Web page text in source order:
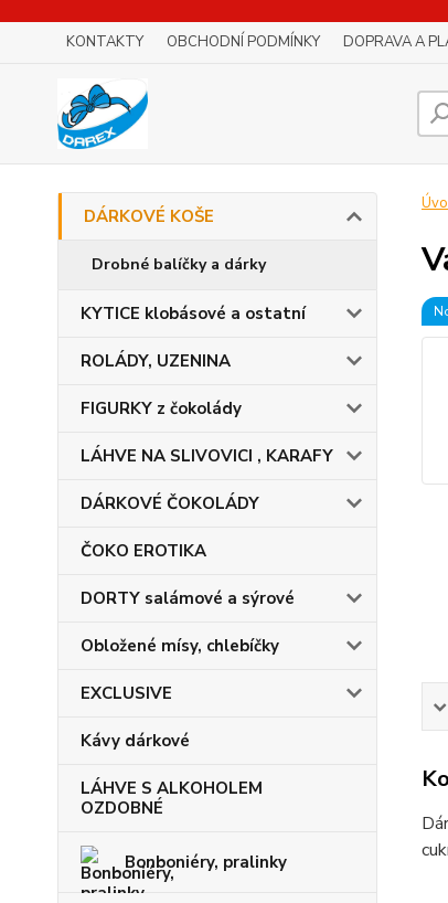
KONTAKTY OBCHODNÍ PODMÍNKY DOPRAVA A
DÁRKOVÉ KOŠE
Drobné balíčky a dárky
KYTICE klobásové a ostatní
ROLÁDY, UZENINA
FIGURKY z čokolády
LÁHVE NA SLIVOVICI , KARAFY
DÁRKOVÉ ČOKOLÁDY
ČOKO EROTIKA
DORTY salámové a sýrové
Obložené mísy, chlebíčky
EXCLUSIVE
Kávy dárkové
LÁHVE S ALKOHOLEM
OZDOBNÉ
Bonboniéry, pralinky